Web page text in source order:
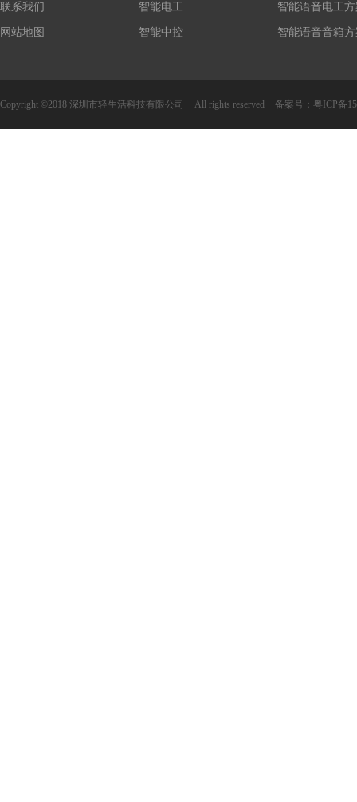
联系我们
网站地图
智能电工
智能中控
智能语音电工
智能语音音箱
Copyright ©2018 深圳市轻生活科技有限公司 All rights reserved 备案号： 粤ICP备